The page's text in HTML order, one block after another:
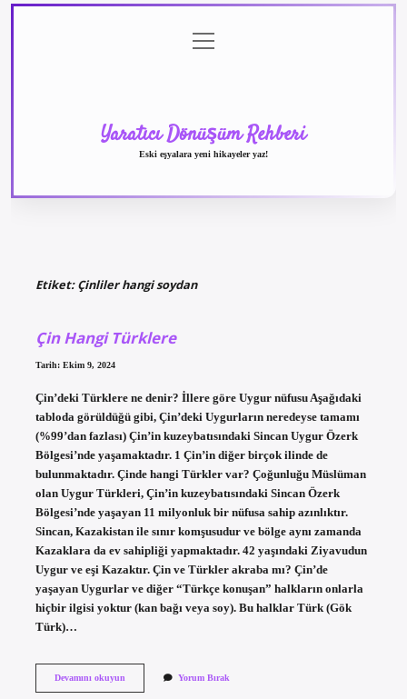
menüyü
aç
Yaratıcı Dönüşüm Rehberi
Eski eşyalara yeni hikayeler yaz!
Etiket:Çinliler hangi soydan
Çin Hangi Türklere
Tarih: Ekim 9, 2024
Çin’deki Türklere ne denir? İllere göre Uygur nüfusu Aşağıdaki
tabloda görüldüğü gibi, Çin’deki Uygurların neredeyse tamamı
(%99’dan fazlası) Çin’in kuzeybatısındaki Sincan Uygur Özerk
Bölgesi’nde yaşamaktadır. 1 Çin’in diğer birçok ilinde de
bulunmaktadır. Çinde hangi Türkler var? Çoğunluğu Müslüman
olan Uygur Türkleri, Çin’in kuzeybatısındaki Sincan Özerk
Bölgesi’nde yaşayan 11 milyonluk bir nüfusa sahip azınlıktır.
Sincan, Kazakistan ile sınır komşusudur ve bölge aynı zamanda
Kazaklara da ev sahipliği yapmaktadır. 42 yaşındaki Ziyavudun
Uygur ve eşi Kazaktır. Çin ve Türkler akraba mı? Çin’de
yaşayan Uygurlar ve diğer “Türkçe konuşan” halkların onlarla
hiçbir ilgisi yoktur (kan bağı veya soy). Bu halklar Türk (Gök
Türk)…
Devamını okuyunÇin
Yorum Bırak